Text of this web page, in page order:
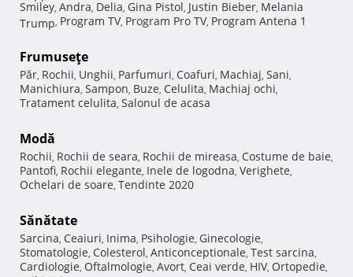
Smiley, Andra, Delia, Gina Pistol, Justin Bieber, Melania
Trump, Program TV, Program Pro TV, Program Antena 1
Frumuseţe
Păr, Rochii, Unghii, Parfumuri, Coafuri, Machiaj, Sani,
Manichiura, Sampon, Buze, Celulita, Machiaj ochi,
Tratament celulita, Salonul de acasa
Modă
Rochii, Rochii de seara, Rochii de mireasa, Costume de baie,
Pantofi, Rochii elegante, Inele de logodna, Verighete,
Ochelari de soare, Tendinte 2020
Sănătate
Sarcina, Ceaiuri, Inima, Psihologie, Ginecologie,
Stomatologie, Colesterol, Anticonceptionale, Test sarcina,
Cardiologie, Oftalmologie, Avort, Ceai verde, HIV, Ortopedie,